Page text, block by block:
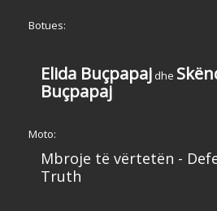
Botues:
Elida Buçpapaj dhe
Buçpapaj
Moto:
Mbroje të vërtetën -
Truth